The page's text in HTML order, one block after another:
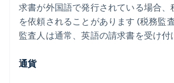
求書が外国語で発行されている場合、
を依頼されることがあります (税務監
監査人は通常、英語の請求書を受け付
通貨